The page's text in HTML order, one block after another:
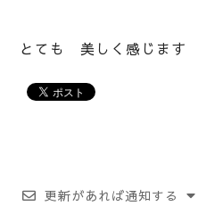
とても 美しく感じます
更新があれば通知する